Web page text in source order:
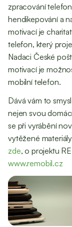
zpracování
hendikepování a
motivací je
telefon, který
Nadaci České
motivací je
mobilní telefon.
Dává vám to
nejen svou
se při vyrábění
vytěžené
zde, o projektu
www.remobil.cz